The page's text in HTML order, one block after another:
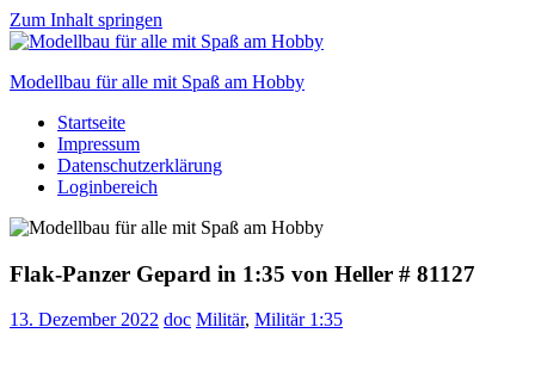
Zum Inhalt springen
Modellbau für alle mit Spaß am Hobby
Scale
modelling
to
Startseite
Impressum
Datenschutzerklärung
Loginbereich
Flak-Panzer Gepard in 1:35 von Heller # 81127
13. Dezember 2022 doc Militär, Militär 1:35